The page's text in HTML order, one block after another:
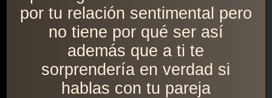
por tu relación sentimental pero
no tiene por qué ser así
además que a ti te
sorprendería en verdad si
hablas con tu pareja